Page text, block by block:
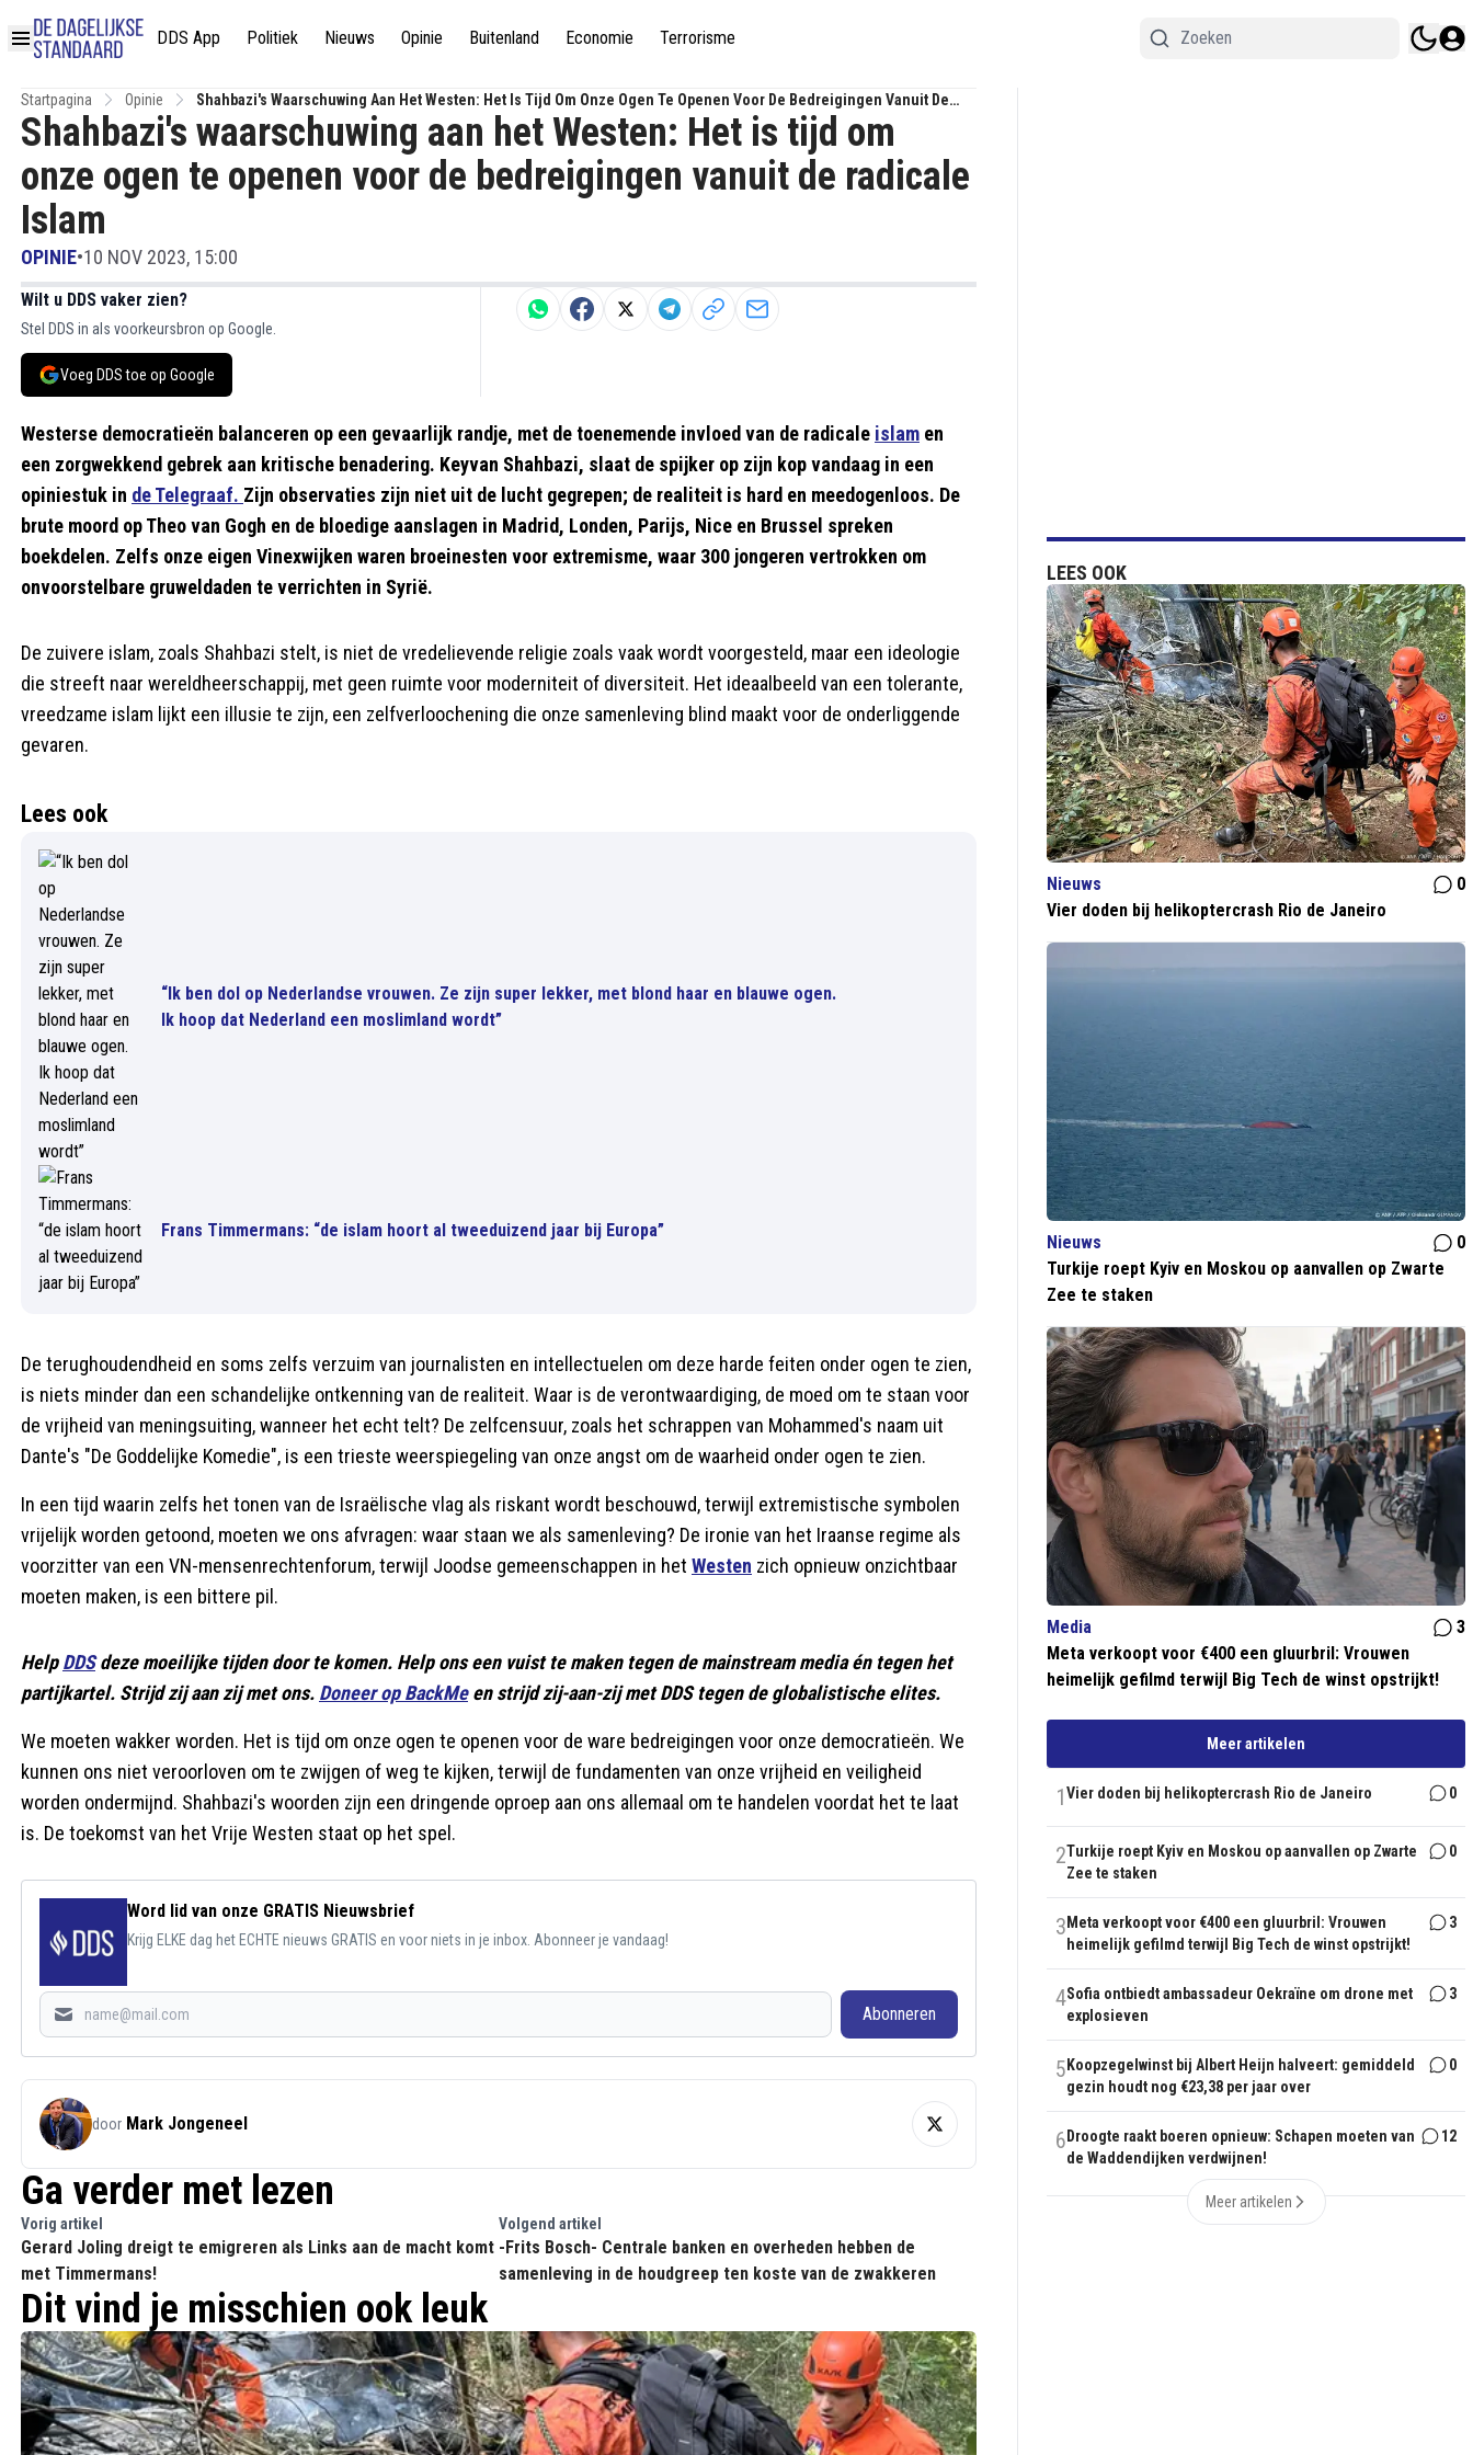
DDS App Politiek Nieuws Opinie Buitenland Economie Terrorisme
Startpagina Opinie
Shahbazi's Waarschuwing Aan Het Westen: Het Is Tijd Om Onze Ogen Te Openen Voor De Bedreigingen Vanuit De
Radicale Islam
Shahbazi's waarschuwing aan het Westen: Het is tijd om
onze ogen te openen voor de bedreigingen vanuit de radicale
Islam
OPINIE•10 NOV 2023, 15:00
Wilt u DDS vaker zien?
Stel DDS in als voorkeursbron op Google.
Voeg DDS toe op Google
Westerse democratieën balanceren op een gevaarlijk randje, met de toenemende invloed van de radicale islam en
een zorgwekkend gebrek aan kritische benadering. Keyvan Shahbazi, slaat de spijker op zijn kop vandaag in een
opiniestuk in de Telegraaf. Zijn observaties zijn niet uit de lucht gegrepen; de realiteit is hard en meedogenloos. De
brute moord op Theo van Gogh en de bloedige aanslagen in Madrid, Londen, Parijs, Nice en Brussel spreken
boekdelen. Zelfs onze eigen Vinexwijken waren broeinesten voor extremisme, waar 300 jongeren vertrokken om
onvoorstelbare gruweldaden te verrichten in Syrië.
De zuivere islam, zoals Shahbazi stelt, is niet de vredelievende religie zoals vaak wordt voorgesteld, maar een ideologie
die streeft naar wereldheerschappij, met geen ruimte voor moderniteit of diversiteit. Het ideaalbeeld van een tolerante,
vreedzame islam lijkt een illusie te zijn, een zelfverloochening die onze samenleving blind maakt voor de onderliggende
gevaren.
Lees ook
“Ik ben dol op Nederlandse vrouwen. Ze zijn super lekker, met blond haar en blauwe ogen.
Ik hoop dat Nederland een moslimland wordt”
Frans Timmermans: “de islam hoort al tweeduizend jaar bij Europa”
De terughoudendheid en soms zelfs verzuim van journalisten en intellectuelen om deze harde feiten onder ogen te zien,
is niets minder dan een schandelijke ontkenning van de realiteit. Waar is de verontwaardiging, de moed om te staan voor
de vrijheid van meningsuiting, wanneer het echt telt? De zelfcensuur, zoals het schrappen van Mohammed's naam uit
Dante's "De Goddelijke Komedie", is een trieste weerspiegeling van onze angst om de waarheid onder ogen te zien.
In een tijd waarin zelfs het tonen van de Israëlische vlag als riskant wordt beschouwd, terwijl extremistische symbolen
vrijelijk worden getoond, moeten we ons afvragen: waar staan we als samenleving? De ironie van het Iraanse regime als
voorzitter van een VN-mensenrechtenforum, terwijl Joodse gemeenschappen in het Westen zich opnieuw onzichtbaar
moeten maken, is een bittere pil.
HelpDDSdeze moeilijke tijden door te komen. Help ons een vuist te maken tegen de mainstream media én tegen het
partijkartel. Strijd zij aan zij met ons. Doneer op BackMeen strijd zij-aan-zij met DDS tegen de globalistische elites.
We moeten wakker worden. Het is tijd om onze ogen te openen voor de ware bedreigingen voor onze democratieën. We
kunnen ons niet veroorloven om te zwijgen of weg te kijken, terwijl de fundamenten van onze vrijheid en veiligheid
worden ondermijnd. Shahbazi's woorden zijn een dringende oproep aan ons allemaal om te handelen voordat het te laat
is. De toekomst van het Vrije Westen staat op het spel.
Word lid van onze GRATIS Nieuwsbrief
Krijg ELKE dag het ECHTE nieuws GRATIS en voor niets in je inbox. Abonneer je vandaag!
Abonneren
door Mark Jongeneel
Ga verder met lezen
Vorig artikel
Gerard Joling dreigt te emigreren als Links aan de macht komt
met Timmermans!
Volgend artikel
-Frits Bosch- Centrale banken en overheden hebben de
samenleving in de houdgreep ten koste van de zwakkeren
Dit vind je misschien ook leuk
LEES OOK
Nieuws
0
Vier doden bij helikoptercrash Rio de Janeiro
Nieuws
0
Turkije roept Kyiv en Moskou op aanvallen op Zwarte
Zee te staken
Media
3
Meta verkoopt voor €400 een gluurbril: Vrouwen
heimelijk gefilmd terwijl Big Tech de winst opstrijkt!
Meer artikelen
1Vier doden bij helikoptercrash Rio de Janeiro 0
2Turkije roept Kyiv en Moskou op aanvallen op Zwarte
Zee te staken
0
3 Meta verkoopt voor €400 een gluurbril: Vrouwen
heimelijk gefilmd terwijl Big Tech de winst opstrijkt!
3
4Sofia ontbiedt ambassadeur Oekraïne om drone met
explosieven
3
5 Koopzegelwinst bij Albert Heijn halveert: gemiddeld
gezin houdt nog €23,38 per jaar over
0
6 Droogte raakt boeren opnieuw: Schapen moeten van
de Waddendijken verdwijnen!
12
Meer artikelen